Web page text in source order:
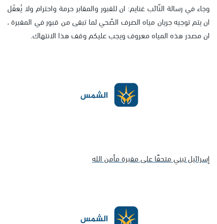
وجاء في رسالة النّائب غنايم: ان للقبور والمقابر حرمة واحترام ولا يُعقَل
ان يتم توجيه جريان مياه الصرف الصّحي لما تبقى من قبور في المقبرة ،
ان مصدر هذه المياه معروف ويجب عليكم وقف هذا الانتهاك.
إسرائيل تبني متحفًا على مقبرة مأمن الله